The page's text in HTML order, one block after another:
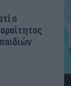
ο